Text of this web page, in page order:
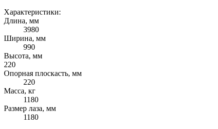
Характеристики:
Длина, мм
3980
Ширина, мм
990
Высота, мм
220
Опорная плоскасть, мм
220
Масса, кг
1180
Размер лаза, мм
1180